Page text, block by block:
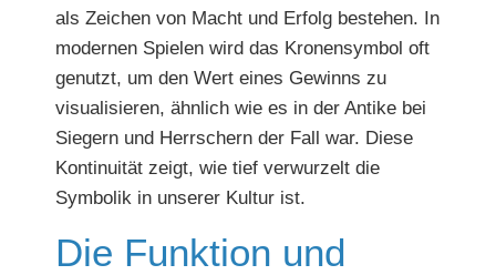
als Zeichen von Macht und Erfolg bestehen. In
modernen Spielen wird das Kronensymbol oft
genutzt, um den Wert eines Gewinns zu
visualisieren, ähnlich wie es in der Antike bei
Siegern und Herrschern der Fall war. Diese
Kontinuität zeigt, wie tief verwurzelt die
Symbolik in unserer Kultur ist.
Die Funktion und